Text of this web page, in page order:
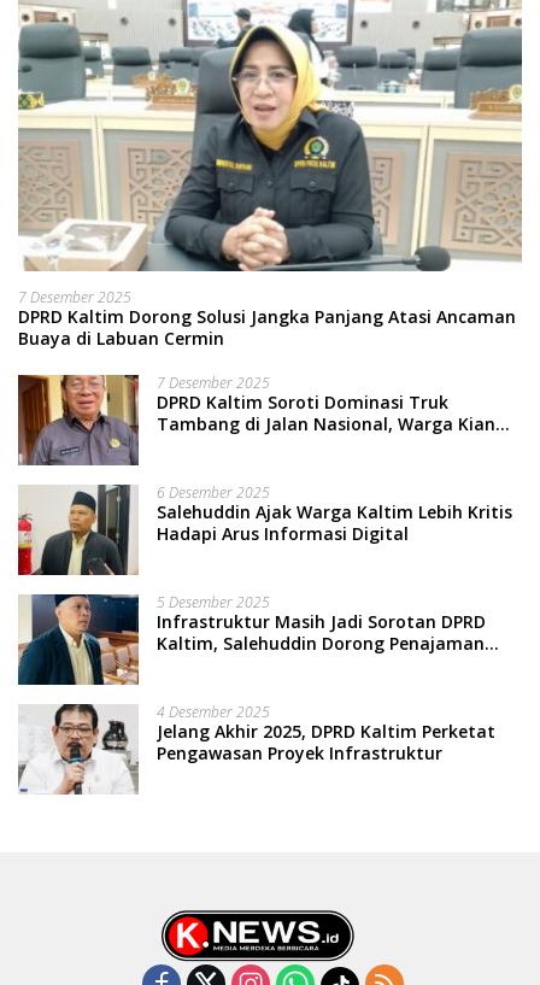
7 Desember 2025
DPRD Kaltim Dorong Solusi Jangka Panjang Atasi Ancaman
Buaya di Labuan Cermin
7 Desember 2025
DPRD Kaltim Soroti Dominasi Truk
Tambang di Jalan Nasional, Warga Kian
6 Desember 2025
Salehuddin Ajak Warga Kaltim Lebih Kritis
Hadapi Arus Informasi Digital
5 Desember 2025
Infrastruktur Masih Jadi Sorotan DPRD
Kaltim, Salehuddin Dorong Penajaman
4 Desember 2025
Jelang Akhir 2025, DPRD Kaltim Perketat
Pengawasan Proyek Infrastruktur